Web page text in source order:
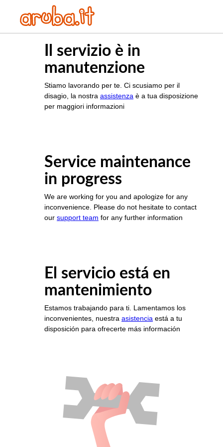
Il servizio è in
manutenzione
Stiamo lavorando per te. Ci scusiamo per il
disagio, la nostra assistenza è a tua disposizione
per maggiori informazioni
Service maintenance
in progress
We are working for you and apologize for any
inconvenience. Please do not hesitate to contact
our support team for any further information
El servicio está en
mantenimiento
Estamos trabajando para ti. Lamentamos los
inconvenientes, nuestra asistencia está a tu
disposición para ofrecerte más información